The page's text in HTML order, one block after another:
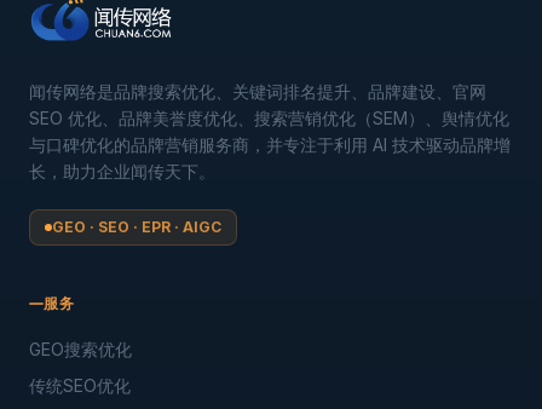
闻传网络是品牌搜索优化、关键词排名提升、品牌建设、官网
SEO 优化、品牌美誉度优化、搜索营销优化（SEM）、舆情优化
与口碑优化的品牌营销服务商，并专注于利用 AI 技术驱动品牌增
长，助力企业闻传天下。
GEO · SEO · EPR · AIGC
服务
GEO搜索优化
传统SEO优化